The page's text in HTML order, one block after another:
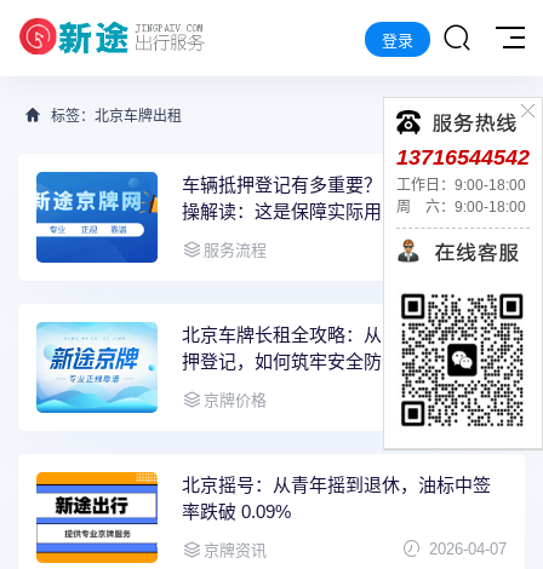
登录
标签：北京车牌出租
车辆抵押登记有多重要？车管所内部实
操解读：这是保障实际用车人权益的核
心防线
服务流程 2026-06-06
北京车牌长租全攻略：从背景审核到抵
押登记，如何筑牢安全防线
京牌价格 2026-05-23
北京摇号：从青年摇到退休，油标中签
率跌破 0.09%
京牌资讯 2026-04-07
13716544542
工作日：9:00-18:00
周 六：9:00-18:00